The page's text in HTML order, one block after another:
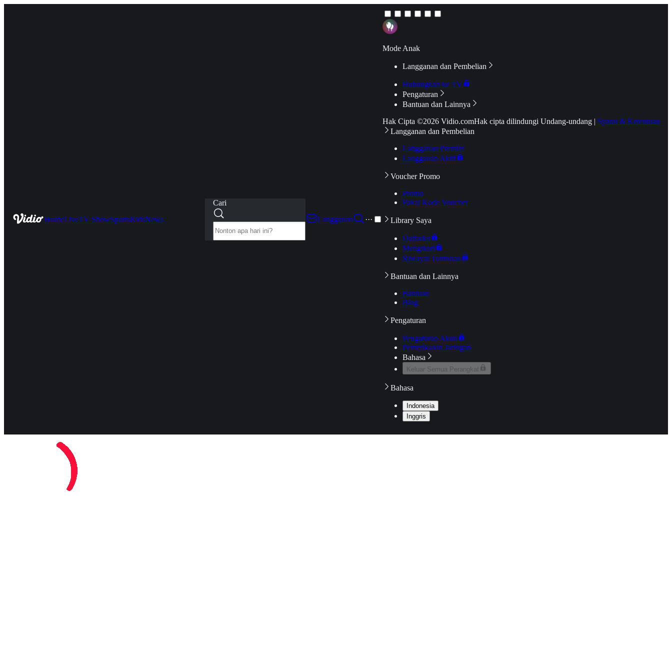
HomeLiveTV ShowSportsKidsNews
Cari
Langganan
···
Mode Anak
Langganan dan Pembelian
Hubungkan ke TV
Pengaturan
Bantuan dan Lainnya
Hak Cipta ©2026 Vidio.comHak cipta dilindungi Undang-undang | Syarat & Ketentuan
Langganan dan Pembelian
Langganan Premier
Langganan Aktif
Voucher Promo
Promo
Pakai Kode Voucher
Library Saya
Daftarku
Mengikuti
Riwayat Tontonan
Bantuan dan Lainnya
Bantuan
Blog
Pengaturan
Pengaturan Akun
Pemeriksaan Jaringan
Bahasa
Keluar Semua Perangkat
Bahasa
Indonesia
Inggris